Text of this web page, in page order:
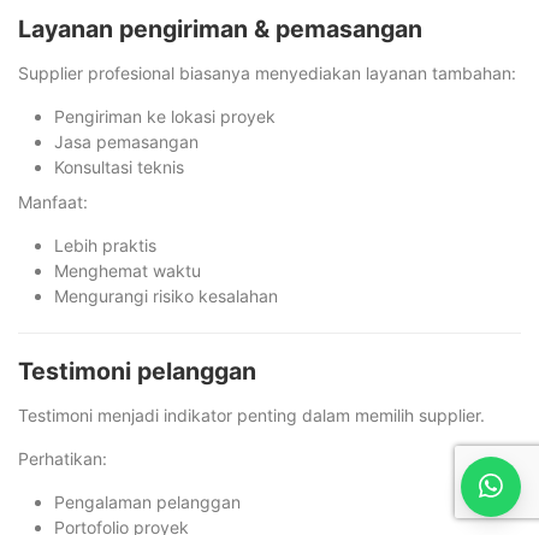
Layanan pengiriman & pemasangan
Supplier profesional biasanya menyediakan layanan tambahan:
Pengiriman ke lokasi proyek
Jasa pemasangan
Konsultasi teknis
Manfaat:
Lebih praktis
Menghemat waktu
Mengurangi risiko kesalahan
Testimoni pelanggan
Testimoni menjadi indikator penting dalam memilih supplier.
Perhatikan:
Pengalaman pelanggan
Portofolio proyek